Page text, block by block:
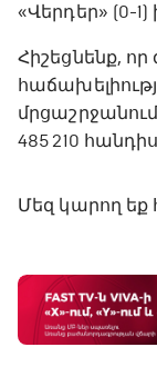
«Վերդեր» (0-
Հիշեցնենք, որ
485 210
Մեզ կարող եք